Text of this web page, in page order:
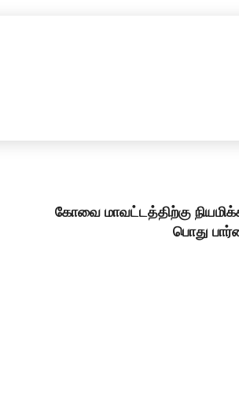
கோவை மாவட்டத்திற்கு
பொது